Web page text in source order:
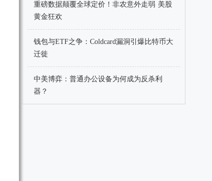
重磅数据颠覆全球定价！非农意外走弱 美股
黄金狂欢
钱包与ETF之争：Coldcard漏洞引爆比特币大
迁徙
中美博弈：普通办公设备为何成为反杀利
器？